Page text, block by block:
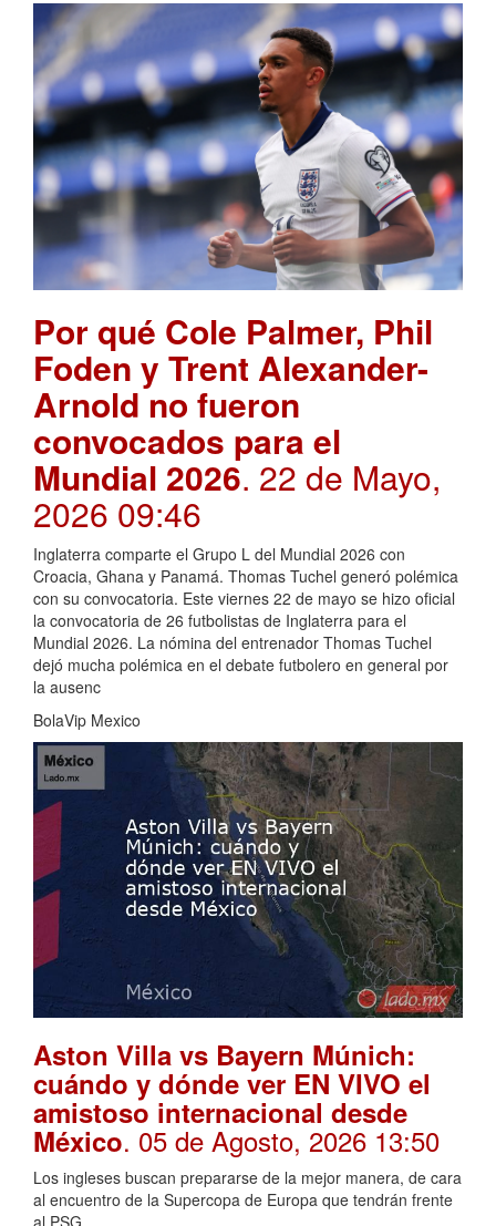
Por qué Cole Palmer, Phil
Foden y Trent Alexander-
Arnold no fueron
convocados para el
Mundial 2026. 22 de Mayo,
2026 09:46
Inglaterra comparte el Grupo L del Mundial 2026 con
Croacia, Ghana y Panamá. Thomas Tuchel generó polémica
con su convocatoria. Este viernes 22 de mayo se hizo oficial
la convocatoria de 26 futbolistas de Inglaterra para el
Mundial 2026. La nómina del entrenador Thomas Tuchel
dejó mucha polémica en el debate futbolero en general por
la ausenc
BolaVip Mexico
Aston Villa vs Bayern Múnich:
cuándo y dónde ver EN VIVO el
amistoso internacional desde
México. 05 de Agosto, 2026 13:50
Los ingleses buscan prepararse de la mejor manera, de cara
al encuentro de la Supercopa de Europa que tendrán frente